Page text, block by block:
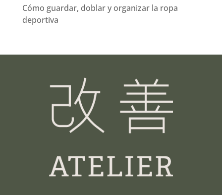
Cómo guardar, doblar y organizar la ropa
deportiva